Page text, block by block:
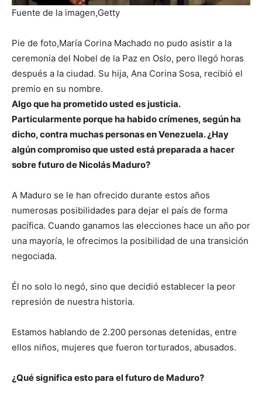
Fuente de la imagen,Getty
Pie de foto,María Corina Machado no pudo asistir a la
ceremonia del Nobel de la Paz en Oslo, pero llegó horas
después a la ciudad. Su hija, Ana Corina Sosa, recibió el
premio en su nombre.
Algo que ha prometido usted es justicia.
Particularmente porque ha habido crímenes, según ha
dicho, contra muchas personas en Venezuela. ¿Hay
algún compromiso que usted está preparada a hacer
sobre futuro de Nicolás Maduro?
A Maduro se le han ofrecido durante estos años
numerosas posibilidades para dejar el país de forma
pacífica. Cuando ganamos las elecciones hace un año por
una mayoría, le ofrecimos la posibilidad de una transición
negociada.
Él no solo lo negó, sino que decidió establecer la peor
represión de nuestra historia.
Estamos hablando de 2.200 personas detenidas, entre
ellos niños, mujeres que fueron torturados, abusados.
¿Qué significa esto para el futuro de Maduro?